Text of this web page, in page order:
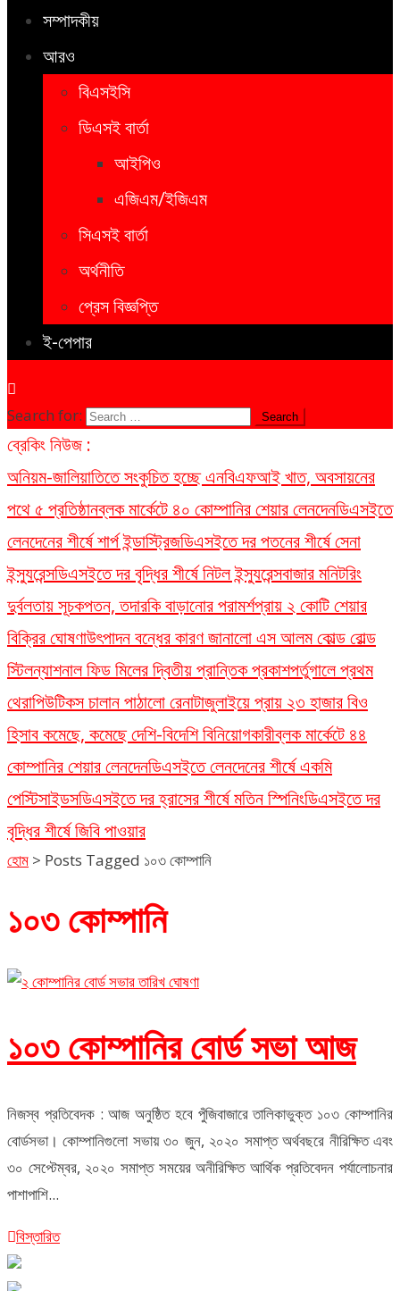
সম্পাদকীয়
আরও
বিএসইসি
ডিএসই বার্তা
আইপিও
এজিএম/ইজিএম
সিএসই বার্তা
অর্থনীতি
প্রেস বিজ্ঞপ্তি
ই-পেপার
Search for:
ব্রেকিং নিউজ :
অনিয়ম-জালিয়াতিতে সংকুচিত হচ্ছে এনবিএফআই খাত, অবসায়নের
পথে ৫ প্রতিষ্ঠানব্লক মার্কেটে ৪০ কোম্পানির শেয়ার লেনদেনডিএসইতে
লেনদেনের শীর্ষে শার্প ইন্ডাস্ট্রিজডিএসইতে দর পতনের শীর্ষে সেনা
ইন্স্যুরেন্সডিএসইতে দর বৃদ্ধির শীর্ষে নিটল ইন্স্যুরেন্সবাজার মনিটরিং
দুর্বলতায় সূচকপতন, তদারকি বাড়ানোর পরামর্শপ্রায় ২ কোটি শেয়ার
বিক্রির ঘোষণাউৎপাদন বন্ধের কারণ জানালো এস আলম কোল্ড রোল্ড
স্টিলন্যাশনাল ফিড মিলের দ্বিতীয় প্রান্তিক প্রকাশপর্তুগালে প্রথম
থেরাপিউটিকস চালান পাঠালো রেনাটাজুলাইয়ে প্রায় ২৩ হাজার বিও
হিসাব কমেছে, কমেছে দেশি-বিদেশি বিনিয়োগকারীব্লক মার্কেটে ৪৪
কোম্পানির শেয়ার লেনদেনডিএসইতে লেনদেনের শীর্ষে একমি
পেস্টিসাইডসডিএসইতে দর হ্রাসের শীর্ষে মতিন স্পিনিংডিএসইতে দর
বৃদ্ধির শীর্ষে জিবি পাওয়ার
হোম > Posts Tagged ১০৩ কোম্পানি
১০৩ কোম্পানি
১০৩ কোম্পানির বোর্ড সভা আজ
নিজস্ব প্রতিবেদক : আজ অনুষ্ঠিত হবে পুঁজিবাজারে তালিকাভুক্ত ১০৩ কোম্পানির
বোর্ডসভা। কোম্পানিগুলো সভায় ৩০ জুন, ২০২০ সমাপ্ত অর্থবছরে নীরিক্ষিত এবং
৩০ সেপ্টেম্বর, ২০২০ সমাপ্ত সময়ের অনীরিক্ষিত আর্থিক প্রতিবেদন পর্যালোচনার
পাশাপাশি...
বিস্তারিত